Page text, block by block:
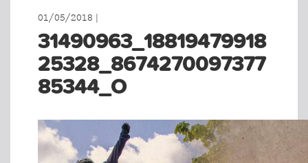
01/05/2018 |
31490963_18819479918
25328_8674270097377
85344_O